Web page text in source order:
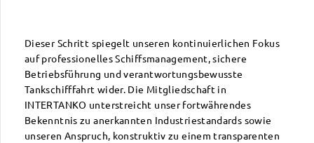
Dieser Schritt spiegelt unseren kontinuierlichen Fokus
auf professionelles Schiffsmanagement, sichere
Betriebsführung und verantwortungsbewusste
Tankschifffahrt wider. Die Mitgliedschaft in
INTERTANKO unterstreicht unser fortwährendes
Bekenntnis zu anerkannten Industriestandards sowie
unseren Anspruch, konstruktiv zu einem transparenten